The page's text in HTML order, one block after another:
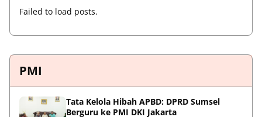
Failed to load posts.
PMI
Tata Kelola Hibah APBD: DPRD Sumsel
Berguru ke PMI DKI Jakarta